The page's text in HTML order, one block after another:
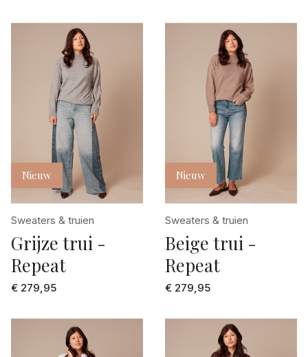
Nieuw
Sweaters & truien
Grijze trui -
Repeat
€ 279,95
Nieuw
Sweaters & truien
Beige trui -
Repeat
€ 279,95